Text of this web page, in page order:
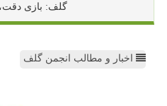
گلف: بازی
اخبار و مطالب انجمن گلف